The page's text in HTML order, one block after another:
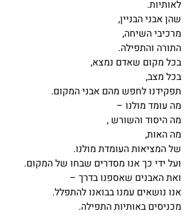
לאותיות.
שהן אבני הבניין,
מרכיבי השיחה,
התורה והתפילה.
בכל מקום שאדם נמצא,
בכל מצב,
תפקידנו לחפש מהם אבני המקום.
מה עומד מולנו –
מה היסוד והשורש ,
מה האות,
של המציאות העומדת מולנו.
ועל ידי כך אנו מסדרים שבחו של המקום.
ואת האבנים שאספנו בדרך –
אנו נושאים עמנו בבואנו להתפלל.
מכניסים באותיות התפילה.